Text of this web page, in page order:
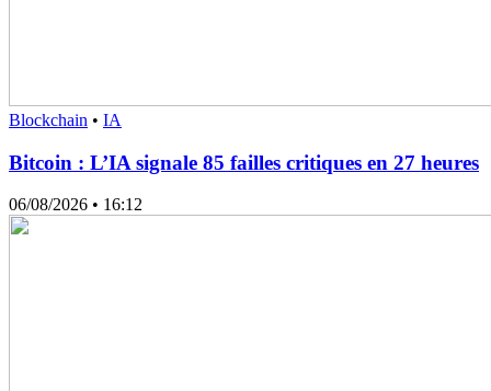
Blockchain • IA
Bitcoin : L’IA signale 85 failles critiques en 27 heures
06/08/2026 • 16:12